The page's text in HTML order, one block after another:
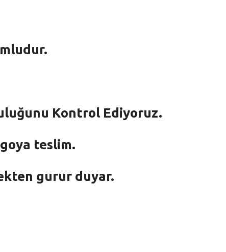
Kontrol Ediyoruz.
teslim.
gurur duyar.